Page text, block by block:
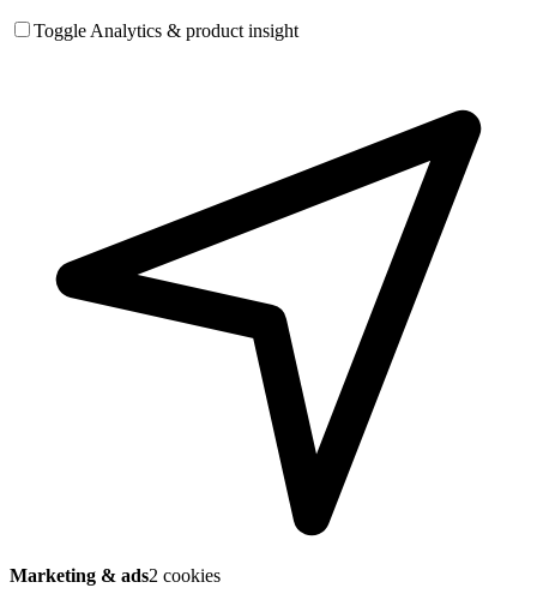
Toggle Analytics & product insight
Marketing & ads2 cookies